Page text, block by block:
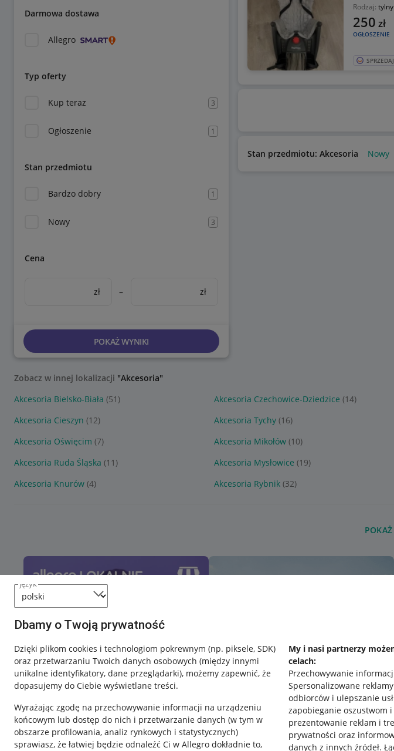
język
Dbamy o Twoją prywatność
Dzięki plikom cookies i technologiom pokrewnym (np. piksele, SDK)
oraz przetwarzaniu Twoich danych osobowych (między innymi
unikalne identyfikatory, dane przeglądarki), możemy zapewnić, że
dopasujemy do Ciebie wyświetlane treści.
Wyrażając zgodę na przechowywanie informacji na urządzeniu
końcowym lub dostęp do nich i przetwarzanie danych (w tym w
obszarze profilowania, analiz rynkowych i statystycznych)
sprawiasz, że łatwiej będzie odnaleźć Ci w Allegro dokładnie to,
My i nasi partnerzy
celach:
Przechowywanie
Spersonalizowane
odbiorców i ulepszanie
zapobieganie oszustwom
prezentowanie reklam i
prywatności oraz
danych z innych źródeł.
Darmowa dostawa
Allegro
Typ oferty
Kup teraz 3
Ogłoszenie 1
Stan przedmiotu
Bardzo dobry 1
Nowy 3
Cena
zł – zł
POKAŻ WYNIKI
Rodzaj: tylny
OGŁOSZENIE
250 zł
Stan przedmiotu: Akcesoria Nowy
Zobacz w innej lokalizacji "Akcesoria"
Akcesoria Bielsko-Biała (51) Akcesoria Czechowice-Dziedzice (14)
Akcesoria Cieszyn (12) Akcesoria Tychy (16)
Akcesoria Oświęcim (7) Akcesoria Mikołów (10)
Akcesoria Ruda Śląska (11) Akcesoria Mysłowice (19)
Akcesoria Knurów (4) Akcesoria Rybnik (32)
POKAŻ